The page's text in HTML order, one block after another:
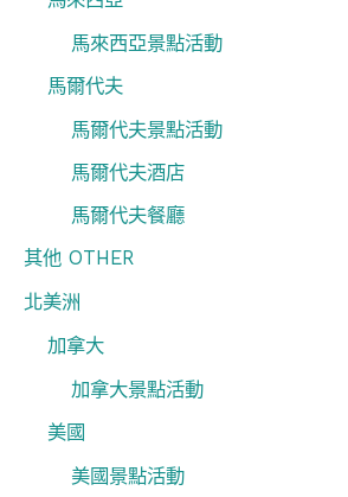
馬來西亞景點活動
馬爾代夫
馬爾代夫景點活動
馬爾代夫酒店
馬爾代夫餐廳
其他 OTHER
北美洲
加拿大
加拿大景點活動
美國
美國景點活動